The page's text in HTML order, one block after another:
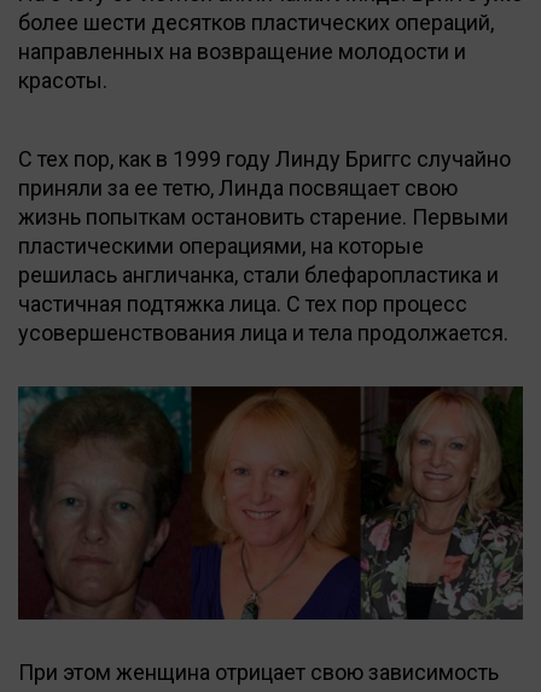
более шести десятков пластических операций,
направленных на возвращение молодости и
красоты.
С тех пор, как в 1999 году Линду Бриггс случайно
приняли за ее тетю, Линда посвящает свою
жизнь попыткам остановить старение. Первыми
пластическими операциями, на которые
решилась англичанка, стали блефаропластика и
частичная подтяжка лица. С тех пор процесс
усовершенствования лица и тела продолжается.
При этом женщина отрицает свою зависимость